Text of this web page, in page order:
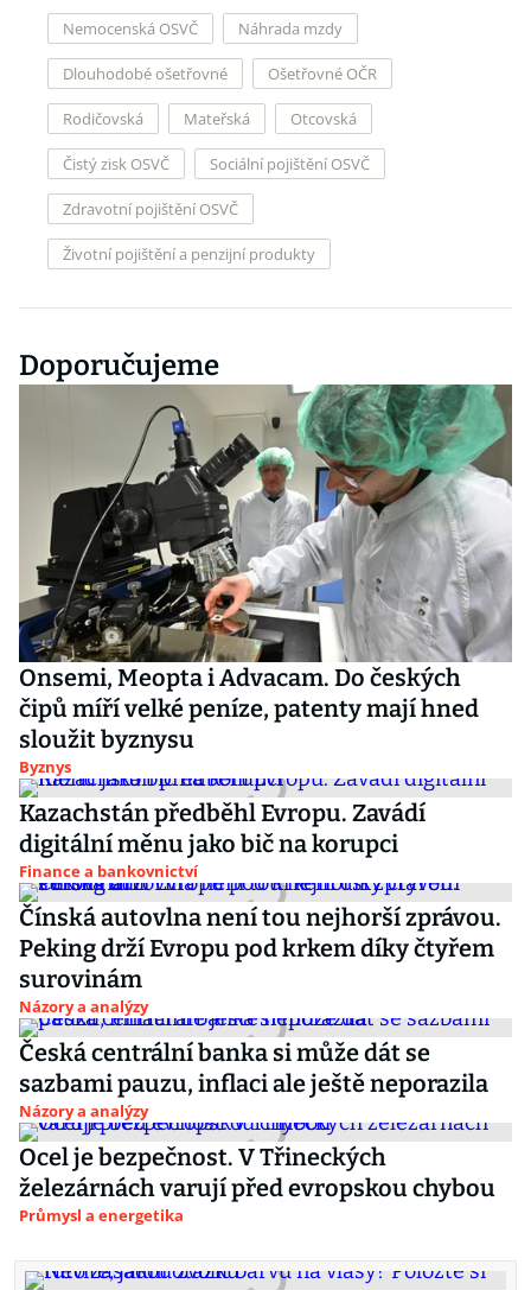
Nemocenská OSVČ Náhrada mzdy
Dlouhodobé ošetřovné Ošetřovné OČR
Rodičovská Mateřská Otcovská
Čistý zisk OSVČ Sociální pojištění OSVČ
Zdravotní pojištění OSVČ
Životní pojištění a penzijní produkty
Doporučujeme
Onsemi, Meopta i Advacam. Do českých
čipů míří velké peníze, patenty mají hned
sloužit byznysu
Byznys
Kazachstán předběhl Evropu. Zavádí
digitální měnu jako bič na korupci
Finance a bankovnictví
Čínská autovlna není tou nejhorší zprávou.
Peking drží Evropu pod krkem díky čtyřem
surovinám
Názory a analýzy
Česká centrální banka si může dát se
sazbami pauzu, inflaci ale ještě neporazila
Názory a analýzy
Ocel je bezpečnost. V Třineckých
železárnách varují před evropskou chybou
Průmysl a energetika